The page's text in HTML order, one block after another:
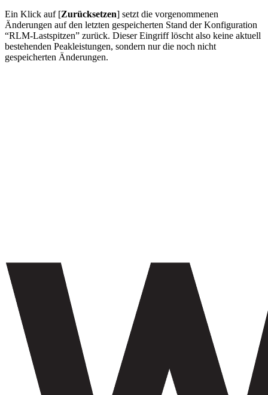
Ein Klick auf [Zurücksetzen] setzt die vorgenommenen
Änderungen auf den letzten gespeicherten Stand der Konfiguration
“RLM-Lastspitzen” zurück. Dieser Eingriff löscht also keine aktuell
bestehenden Peakleistungen, sondern nur die noch nicht
gespeicherten Änderungen.